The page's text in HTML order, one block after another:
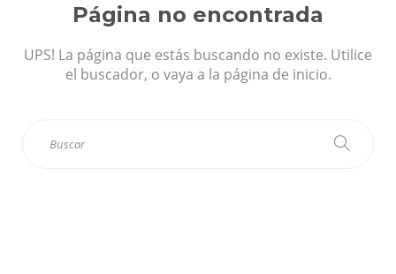
Página no encontrada
UPS! La página que estás buscando no existe. Utilice
el buscador, o vaya a la página de inicio.